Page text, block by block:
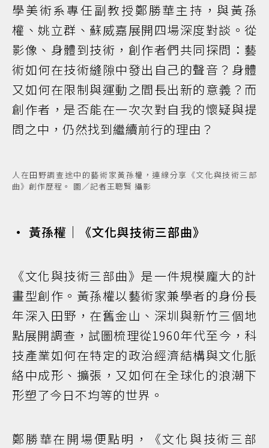
學美術系專任副教授鄭勝華主持，與黃孫
權、姚立群、蘇威嘉展開四場深度對談。從
影像、身體到技術，創作者們共同探問：藝
術如何在技術縫隙中發出自己的聲音？身體
又如何在限制與運動之間長出新的意義？而
創作者，是否能在一次次對自我的懷疑與提
問之中，仍然找到繼續前行的理由？
人在田野調查途中的藝術家黃孫權，連線分享《文化與技術三部
曲》創作歷程。 圖／記者王聰賢 攝影
• 黃孫權｜《文化與技術三部曲》
《文化與技術三部曲》是一件規模龐大的計
畫型創作。黃孫權以藝術家兼學者的身份長
年深入田野，在舊金山、深圳與新竹三個地
點展開調查，試圖梳理從1960年代至今，科
技產業如何在特定的政治經濟結構與文化脈
絡中成形、擴張，又如何在全球化的浪潮下
形塑了今日不均等的世界。
鄭勝華在開場便點明，《文化與技術三部